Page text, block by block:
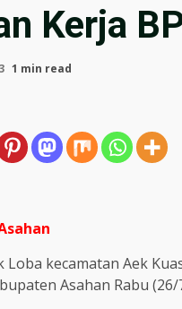
Kerja
1 min read
Loba kecamatan Aek
Asahan Rabu